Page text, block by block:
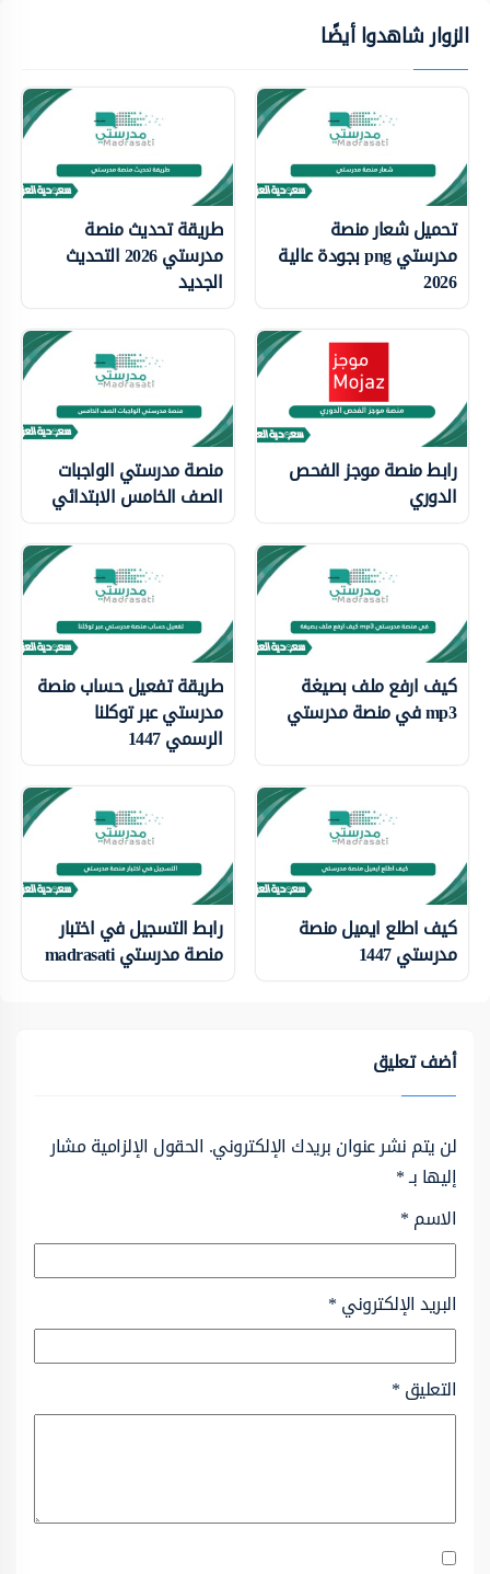
الزوار شاهدوا أيضًا
تحميل شعار منصة
مدرستي png بجودة عالية
2026
طريقة تحديث منصة
مدرستي 2026 التحديث
الجديد
رابط منصة موجز الفحص
الدوري
منصة مدرستي الواجبات
الصف الخامس الابتدائي
كيف ارفع ملف بصيغة
mp3 في منصة مدرستي
طريقة تفعيل حساب منصة
مدرستي عبر توكلنا
الرسمي 1447
كيف اطلع ايميل منصة
مدرستي 1447
رابط التسجيل في اختبار
منصة مدرستي madrasati
أضف تعليق
لن يتم نشر عنوان بريدك الإلكتروني. الحقول الإلزامية مشار
إليها بـ*
الاسم*
البريد الإلكتروني*
التعليق*